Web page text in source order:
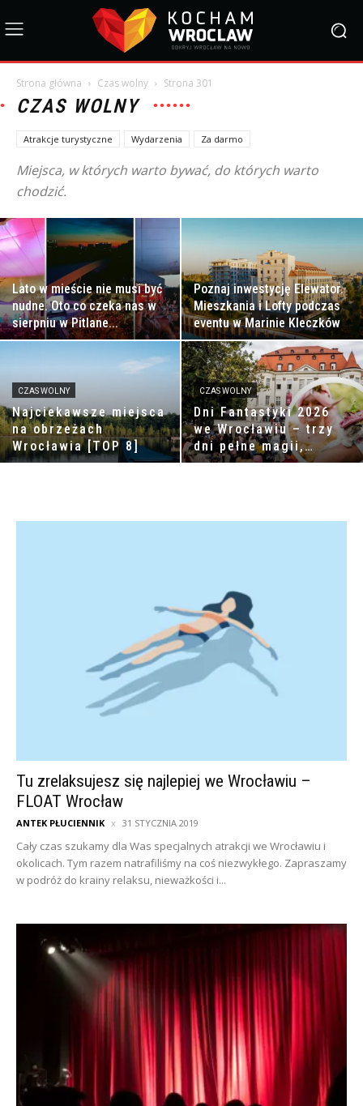
Strona główna Czas wolny Strona 301
CZAS WOLNY
Atrakcje turystyczne Wydarzenia Za darmo
Miejsca, w których warto bywać, do których warto
chodzić.
Lato w mieście nie musi być
nudne. Oto co czeka nas w
sierpniu w Pitlane...
Poznaj inwestycję Elewator.
Mieszkania i Lofty podczas
eventu w Marinie Kleczków
CZAS WOLNY
Najciekawsze miejsca
na obrzeżach
Wrocławia [TOP 8]
CZAS WOLNY
Dni Fantastyki 2026
we Wrocławiu – trzy
dni pełne magii,
wyobraźni i
Tu zrelaksujesz się najlepiej we Wrocławiu –
FLOAT Wrocław
ANTEK PŁUCIENNIK 31 STYCZNIA 2019
Cały czas szukamy dla Was specjalnych atrakcji we Wrocławiu i
okolicach. Tym razem natrafiliśmy na coś niezwykłego. Zapraszamy
w podróż do krainy relaksu, nieważkości i...